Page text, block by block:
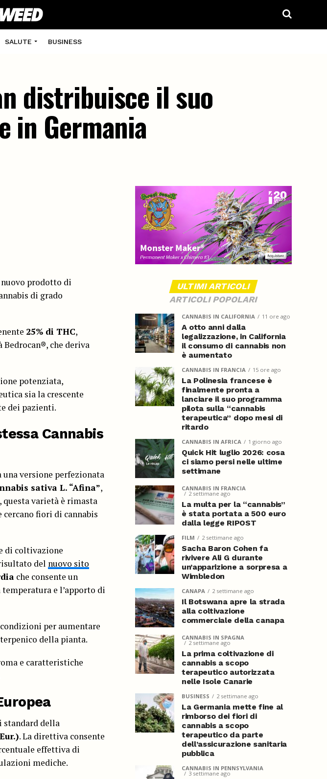
SALUTE BUSINESS
distribuisce il suo
in Germania
prodotto di
di grado
25% di THC,
che deriva
potenziata,
sia la crescente
dei pazienti.
Cannabis
versione perfezionata
sativa L. “Afina”,
questa varietà è rimasta
fiori di cannabis
di coltivazione
del nuovo sito
che consente un
e l’apporto di
per aumentare
della pianta.
e caratteristiche
standard della
. La direttiva consente
effettiva di
mediche.
ULTIMI ARTICOLI
ARTICOLI POPOLARI
CANNABIS IN CALIFORNIA 11 ore ago
A otto anni dalla
legalizzazione, in California
il consumo di cannabis non
è aumentato
CANNABIS IN FRANCIA 15 ore ago
La Polinesia francese è
finalmente pronta a
lanciare il suo programma
pilota sulla “cannabis
terapeutica” dopo mesi di
ritardo
CANNABIS IN AFRICA 1 giorno ago
Quick Hit luglio 2026: cosa
ci siamo persi nelle ultime
settimane
CANNABIS IN FRANCIA
2 settimane ago
La multa per la “cannabis”
è stata portata a 500 euro
dalla legge RIPOST
FILM 2 settimane ago
Sacha Baron Cohen fa
rivivere Ali G durante
un’apparizione a sorpresa a
Wimbledon
CANAPA 2 settimane ago
Il Botswana apre la strada
alla coltivazione
commerciale della canapa
CANNABIS IN SPAGNA
2 settimane ago
La prima coltivazione di
cannabis a scopo
terapeutico autorizzata
nelle Isole Canarie
BUSINESS 2 settimane ago
La Germania mette fine al
rimborso dei fiori di
cannabis a scopo
terapeutico da parte
dell’assicurazione sanitaria
pubblica
CANNABIS IN PENNSYLVANIA
3 settimane ago